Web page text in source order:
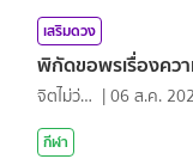
เสริมดวง
พิกัดขอพรเรื่องคว
จิตไม่ว่าง |06 ส.ค.
กีฬา